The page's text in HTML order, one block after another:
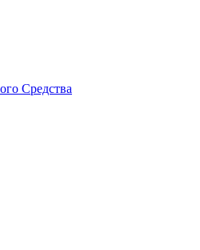
Средства